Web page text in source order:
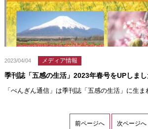
2023/04/04 メディア情報
季刊誌「五感の生活」2023年春号をUPしまし
「ぺんぎん通信」は季刊誌「五感の生活」に生
前ページへ 次ページへ